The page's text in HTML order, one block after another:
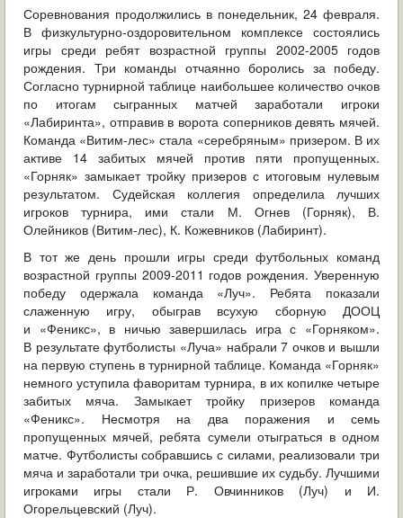
Соревнования продолжились в понедельник, 24 февраля.
В физкультурно-оздоровительном комплексе состоялись
игры среди ребят возрастной группы 2002-2005 годов
рождения. Три команды отчаянно боролись за победу.
Согласно турнирной таблице наибольшее количество очков
по итогам сыгранных матчей заработали игроки
«Лабиринта», отправив в ворота соперников девять мячей.
Команда «Витим-лес» стала «серебряным» призером. В их
активе 14 забитых мячей против пяти пропущенных.
«Горняк» замыкает тройку призеров с итоговым нулевым
результатом. Судейская коллегия определила лучших
игроков турнира, ими стали М. Огнев (Горняк), В.
Олейников (Витим-лес), К. Кожевников (Лабиринт).
В тот же день прошли игры среди футбольных команд
возрастной группы 2009-2011 годов рождения. Уверенную
победу одержала команда «Луч». Ребята показали
слаженную игру, обыграв всухую сборную ДООЦ
и «Феникс», в ничью завершилась игра с «Горняком».
В результате футболисты «Луча» набрали 7 очков и вышли
на первую ступень в турнирной таблице. Команда «Горняк»
немного уступила фаворитам турнира, в их копилке четыре
забитых мяча. Замыкает тройку призеров команда
«Феникс». Несмотря на два поражения и семь
пропущенных мячей, ребята сумели отыграться в одном
матче. Футболисты собравшись с силами, реализовали три
мяча и заработали три очка, решившие их судьбу. Лучшими
игроками игры стали Р. Овчинников (Луч) и И.
Огорельцевский (Луч).